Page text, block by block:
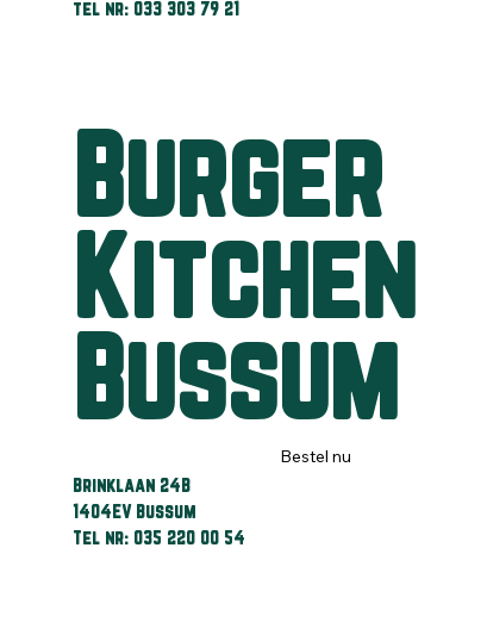
tel nr: 033 303 79 21
Burger
Kitchen
Bussum
Brinklaan 24B
1404EV Bussum
Tel nr: 035 220 00 54
Bestel nu